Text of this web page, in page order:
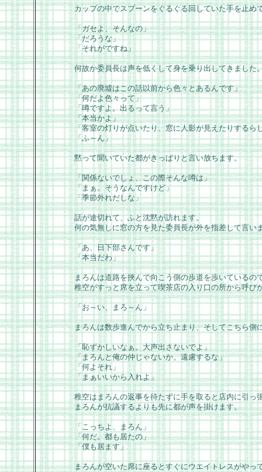
カップの中でスプーンをぐるぐる回していた手を止め
「ガセよ、そんなの」
「だろうな」
「それがですね」
何故か委員長は声を低くして身を乗り出してきました
「あの廃墟はこの話以前から色々とあるんです」
「何だよ色々って」
「噂ですよ。出るって言う」
「本当かよ」
「客室の灯りが点いたり、窓に人影が見えたりするら
「ふ～ん」
黙って聞いていた都がきっぱりと言い放ちます。
「関係ないでしょ、この際そんな噂は」
「まぁ。そうなんですけど」
「季節外れだしな」
話が途切れて、ふと沈黙が訪れます。
何の気無しに窓の方を見た委員長が外を指差して言い
「あ、日下部さんです」
「本当だわ」
まろんは道路を挾んで向こう側の歩道を歩いているの
稚空がすっと席を立って喫茶店の入り口の所から呼び
「お～い、まろ～ん」
まろんは数歩進んでから立ち止まり、そしてこちら側
「恥ずかしいなぁ。大声出さないでよ」
「まろんと俺の仲じゃないか。遠慮するな」
「何よそれ」
「まぁいいから入れよ」
稚空はまろんの返事を待たずに手を取ると店内に引っ
まろんが抗議するよりも先に都が声を掛けます。
「こっちよ、まろん」
「何だ。都も居たの」
「僕も居ます」
まろんが空いた席に座るとすぐにウエイトレスがやっ